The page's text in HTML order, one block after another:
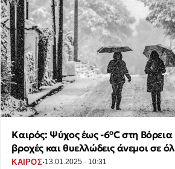
Καιρός: Ψύχος έως -6°C στη Βόρεια
βροχές και θυελλώδεις άνεμοι σε
ΚΑΙΡΟΣ·13.01.2025 - 10:31